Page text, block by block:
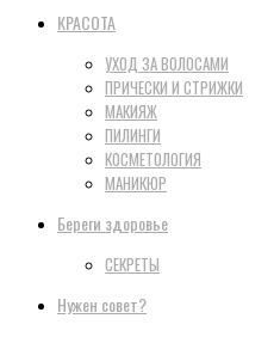
КРАСОТА
УХОД ЗА ВОЛОСАМИ
ПРИЧЕСКИ И СТРИЖКИ
МАКИЯЖ
ПИЛИНГИ
КОСМЕТОЛОГИЯ
МАНИКЮР
Береги здоровье
СЕКРЕТЫ
Нужен совет?